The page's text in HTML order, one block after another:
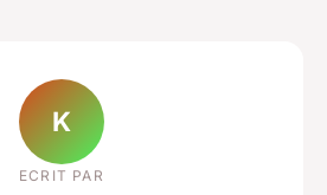
K
ECRIT PAR